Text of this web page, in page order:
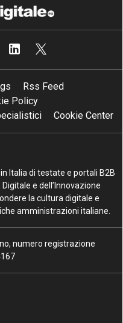
Rss Feed
Policy
Cookie Center
Italia di testate e portali B2B
e dell’Innovazione
la cultura digitale e
amministrazioni italiane.
numero registrazione